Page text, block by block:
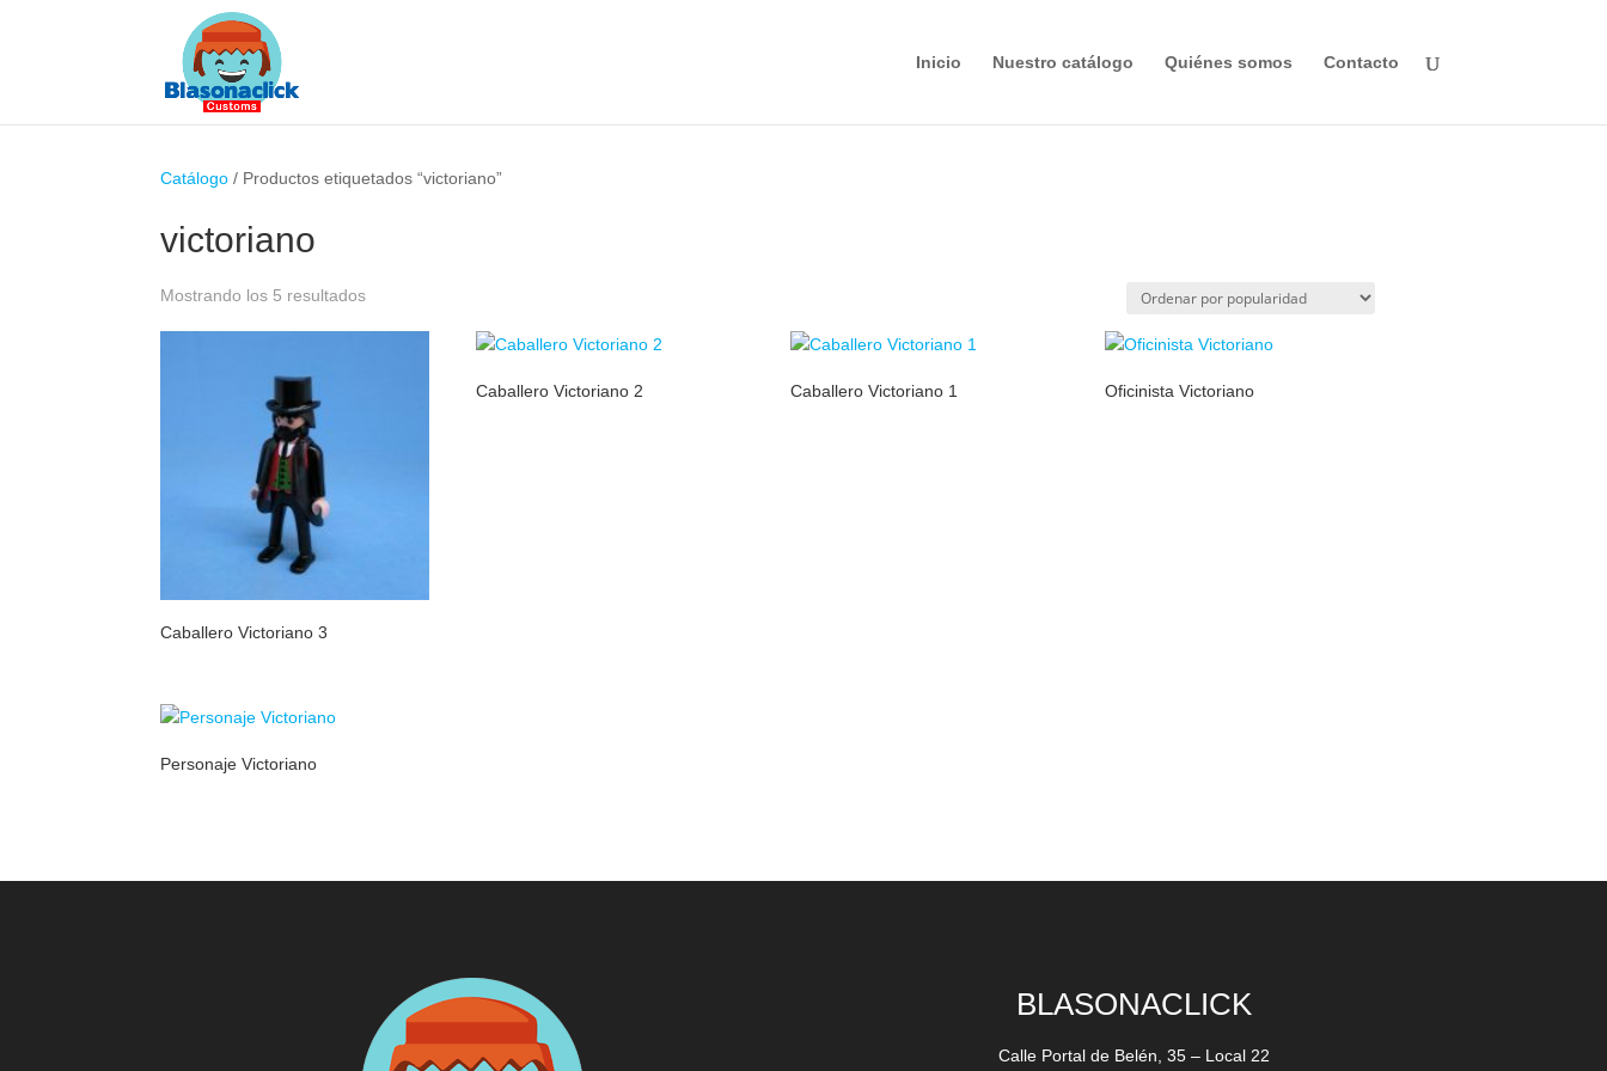
Inicio Nuestro catálogo Quiénes somos Contacto
Catálogo / Productos etiquetados “victoriano”
victoriano
Mostrando los 5 resultadosOrdenado
Caballero Victoriano 3
Caballero Victoriano 2 Caballero Victoriano 1 Oficinista Victoriano
Personaje Victoriano
BLASONACLICK
Calle Portal de Belén, 35 – Local 22